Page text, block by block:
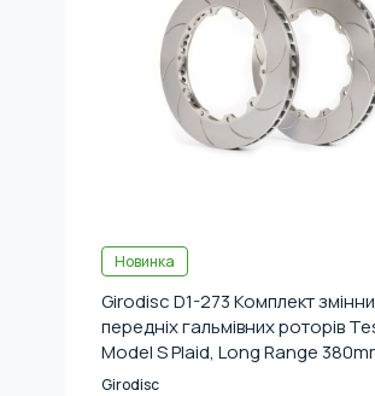
Новинка
Girodisc D1-273 Комплект
передніх гальмівних роторів
Model S Plaid, Long Range
Girodisc